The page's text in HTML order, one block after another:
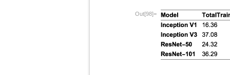
Out[98]=